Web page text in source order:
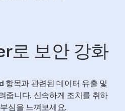
로 보안 강화
항목과 관련된 데이터 유출 및
줍니다. 신속하게 조치를 취하
심을 느껴보세요.